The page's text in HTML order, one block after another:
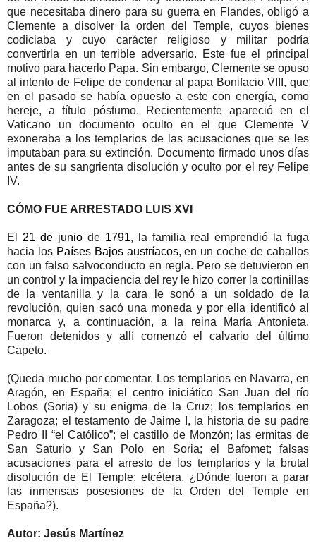
que necesitaba dinero para su guerra en Flandes, obligó a
Clemente a disolver la orden del Temple, cuyos bienes
codiciaba y cuyo carácter religioso y militar podría
convertirla en un terrible adversario. Este fue el principal
motivo para hacerlo Papa. Sin embargo, Clemente se opuso
al intento de Felipe de condenar al papa Bonifacio VIII, que
en el pasado se había opuesto a este con energía, como
hereje, a título póstumo. Recientemente apareció en el
Vaticano un documento oculto en el que Clemente V
exoneraba a los templarios de las acusaciones que se les
imputaban para su extinción. Documento firmado unos días
antes de su sangrienta disolución y oculto por el rey Felipe
IV.
CÓMO FUE ARRESTADO LUIS XVI
El 21 de junio de 1791, la familia real emprendió la fuga
hacia los Países Bajos austríacos, en un coche de caballos
con un falso salvoconducto en regla. Pero se detuvieron en
un control y la impaciencia del rey le hizo correr la cortinillas
de la ventanilla y la cara le sonó a un soldado de la
revolución, quien sacó una moneda y por ella identificó al
monarca y, a continuación, a la reina María Antonieta.
Fueron detenidos y allí comenzó el calvario del último
Capeto.
(Queda mucho por comentar. Los templarios en Navarra, en
Aragón, en España; el centro iniciático San Juan del río
Lobos (Soria) y su enigma de la Cruz; los templarios en
Zaragoza; el testamento de Jaime I, la historia de su padre
Pedro II “el Católico”; el castillo de Monzón; las ermitas de
San Saturio y San Polo en Soria; el Bafomet; falsas
acusaciones para el arresto de los templarios y la brutal
disolución de El Temple; etcétera. ¿Dónde fueron a parar
las inmensas posesiones de la Orden del Temple en
España?).
Autor: Jesús Martínez